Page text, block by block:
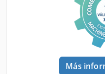
Más